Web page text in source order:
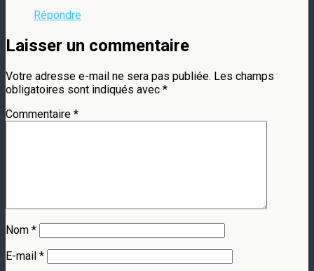
Répondre
Laisser un commentaire
Votre adresse e-mail ne sera pas publiée. Les champs
obligatoires sont indiqués avec *
Commentaire *
Nom *
E-mail *